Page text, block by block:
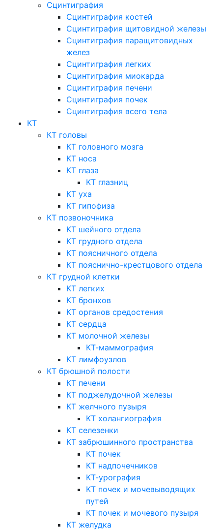
Сцинтиграфия
Сцинтиграфия костей
Сцинтиграфия щитовидной железы
Сцинтиграфия паращитовидных
желез
Сцинтиграфия легких
Сцинтиграфия миокарда
Сцинтиграфия печени
Сцинтиграфия почек
Сцинтиграфия всего тела
КТ
КТ головы
КТ головного мозга
КТ носа
КТ глаза
КТ глазниц
КТ уха
КТ гипофиза
КТ позвоночника
КТ шейного отдела
КТ грудного отдела
КТ поясничного отдела
КТ пояснично-крестцового отдела
КТ грудной клетки
КТ легких
КТ бронхов
КТ органов средостения
КТ сердца
КТ молочной железы
КТ-маммография
КТ лимфоузлов
КТ брюшной полости
КТ печени
КТ поджелудочной железы
КТ желчного пузыря
КТ холангиография
КТ селезенки
КТ забрюшинного пространства
КТ почек
КТ надпочечников
КТ-урография
КТ почек и мочевыводящих
путей
КТ почек и мочевого пузыря
КТ желудка